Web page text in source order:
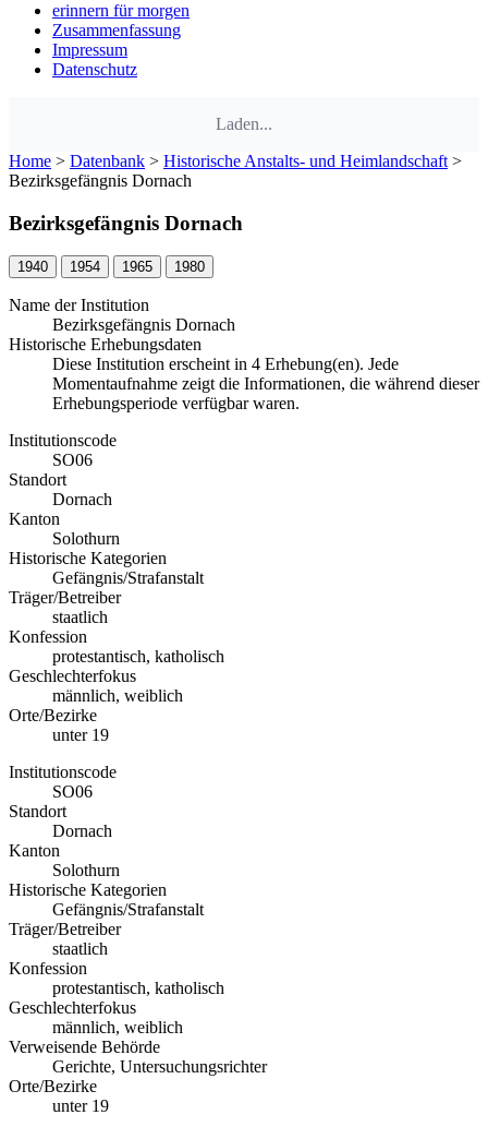
erinnern für morgen
Zusammenfassung
Impressum
Datenschutz
Laden...
Home > Datenbank > Historische Anstalts- und Heimlandschaft >
Bezirksgefängnis Dornach
Bezirksgefängnis Dornach
1940 1954 1965 1980
Name der Institution
Bezirksgefängnis Dornach
Historische Erhebungsdaten
Diese Institution erscheint in 4 Erhebung(en). Jede
Momentaufnahme zeigt die Informationen, die während dieser
Erhebungsperiode verfügbar waren.
Institutionscode
SO06
Standort
Dornach
Kanton
Solothurn
Historische Kategorien
Gefängnis/Strafanstalt
Träger/Betreiber
staatlich
Konfession
protestantisch, katholisch
Geschlechterfokus
männlich, weiblich
Orte/Bezirke
unter 19
Institutionscode
SO06
Standort
Dornach
Kanton
Solothurn
Historische Kategorien
Gefängnis/Strafanstalt
Träger/Betreiber
staatlich
Konfession
protestantisch, katholisch
Geschlechterfokus
männlich, weiblich
Verweisende Behörde
Gerichte, Untersuchungsrichter
Orte/Bezirke
unter 19